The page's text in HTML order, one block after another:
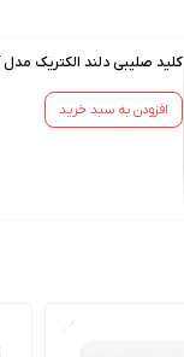
کلید صلیبی دلند الکتریک
افزودن به سبد خرید